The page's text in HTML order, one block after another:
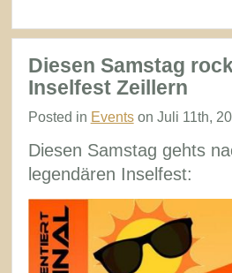
Diesen Samstag
Inselfest Zeillern
Posted in Eventson Juli 11th,
Diesen Samstag gehts
legendären Inselfest: